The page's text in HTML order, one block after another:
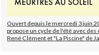
Ouvert depuis le mercredi 3 juin
propose un cycle de l'été avec
René Clément et "La Piscine" de